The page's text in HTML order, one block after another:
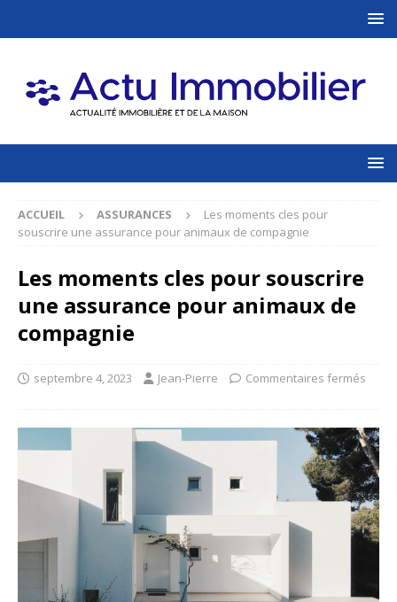
ACCUEIL ASSURANCES
Les moments cles pour
souscrire une assurance pour animaux de compagnie
Les moments cles pour souscrire
une assurance pour animaux de
compagnie
septembre 4, 2023 Jean-Pierre Commentaires fermés